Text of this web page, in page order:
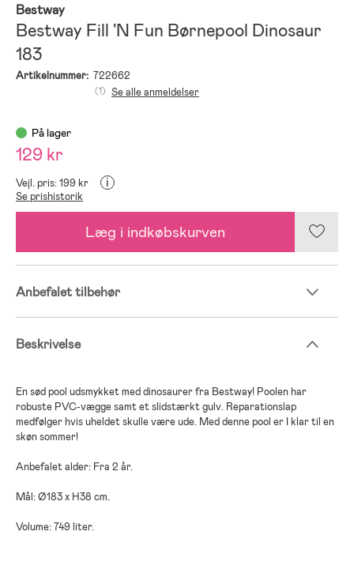
Bestway
Bestway Fill 'N Fun Børnepool Dinosaur
183
Artikelnummer: 722662
(1) Se alle anmeldelser
På lager
129 kr
Vejl. pris: 199 kr i
Se prishistorik
Læg i indkøbskurven
Anbefalet tilbehør
Beskrivelse
En sød pool udsmykket med dinosaurer fra Bestway! Poolen har
robuste PVC-vægge samt et slidstærkt gulv. Reparationslap
medfølger hvis uheldet skulle være ude. Med denne pool er I klar til en
skøn sommer!
Anbefalet alder: Fra 2 år.
Mål: Ø183 x H38 cm.
Volume: 749 liter.